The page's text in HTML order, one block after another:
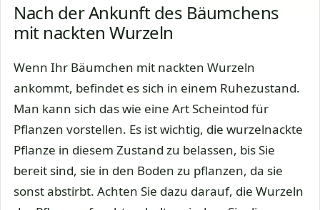
Nach der Ankunft des Bäumchens
mit nackten Wurzeln
Wenn Ihr Bäumchen mit nackten Wurzeln
ankommt, befindet es sich in einem Ruhezustand.
Man kann sich das wie eine Art Scheintod für
Pflanzen vorstellen. Es ist wichtig, die wurzelnackte
Pflanze in diesem Zustand zu belassen, bis Sie
bereit sind, sie in den Boden zu pflanzen, da sie
sonst abstirbt. Achten Sie dazu darauf, die Wurzeln